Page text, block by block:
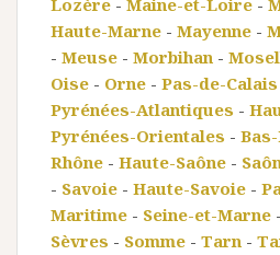
Lozère - Maine-et-Loire -
Haute-Marne - Mayenne -
- Meuse - Morbihan -
Oise - Orne - Pas-de-Calais
Pyrénées-Atlantiques -
Pyrénées-Orientales -
Rhône - Haute-Saône -
- Savoie - Haute-Savoie -
Maritime - Seine-et-Marne -
Sèvres - Somme - Tarn -